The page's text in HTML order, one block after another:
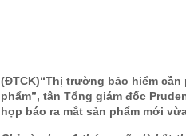
(ĐTCK)“Thị trường bảo hiểm
phẩm”, tân Tổng giám đốc
họp báo ra mắt sản phẩm mới